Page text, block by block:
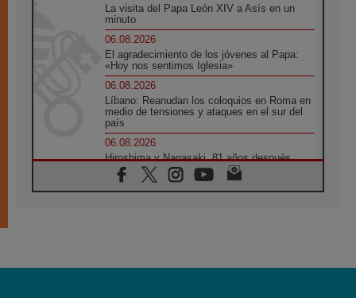
La visita del Papa León XIV a Asís en un
minuto
06.08.2026
El agradecimiento de los jóvenes al Papa:
«Hoy nos sentimos Iglesia»
06.08.2026
Líbano: Reanudan los coloquios en Roma en
medio de tensiones y ataques en el sur del
país
06.08.2026
Hiroshima y Nagasaki, 81 años después.
Comienzan "Diez Días Oración por la Paz"
06.08.2026